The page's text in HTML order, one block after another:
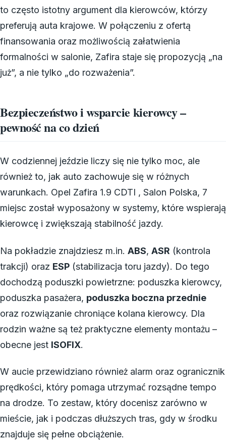
to często istotny argument dla kierowców, którzy
preferują auta krajowe. W połączeniu z ofertą
finansowania oraz możliwością załatwienia
formalności w salonie, Zafira staje się propozycją „na
już”, a nie tylko „do rozważenia”.
Bezpieczeństwo i wsparcie kierowcy –
pewność na co dzień
W codziennej jeździe liczy się nie tylko moc, ale
również to, jak auto zachowuje się w różnych
warunkach. Opel Zafira 1.9 CDTI , Salon Polska, 7
miejsc został wyposażony w systemy, które wspierają
kierowcę i zwiększają stabilność jazdy.
Na pokładzie znajdziesz m.in. ABS, ASR (kontrola
trakcji) oraz ESP (stabilizacja toru jazdy). Do tego
dochodzą poduszki powietrzne: poduszka kierowcy,
poduszka pasażera, poduszka boczna przednie
oraz rozwiązanie chroniące kolana kierowcy. Dla
rodzin ważne są też praktyczne elementy montażu –
obecne jest ISOFIX.
W aucie przewidziano również alarm oraz ogranicznik
prędkości, który pomaga utrzymać rozsądne tempo
na drodze. To zestaw, który docenisz zarówno w
mieście, jak i podczas dłuższych tras, gdy w środku
znajduje się pełne obciążenie.